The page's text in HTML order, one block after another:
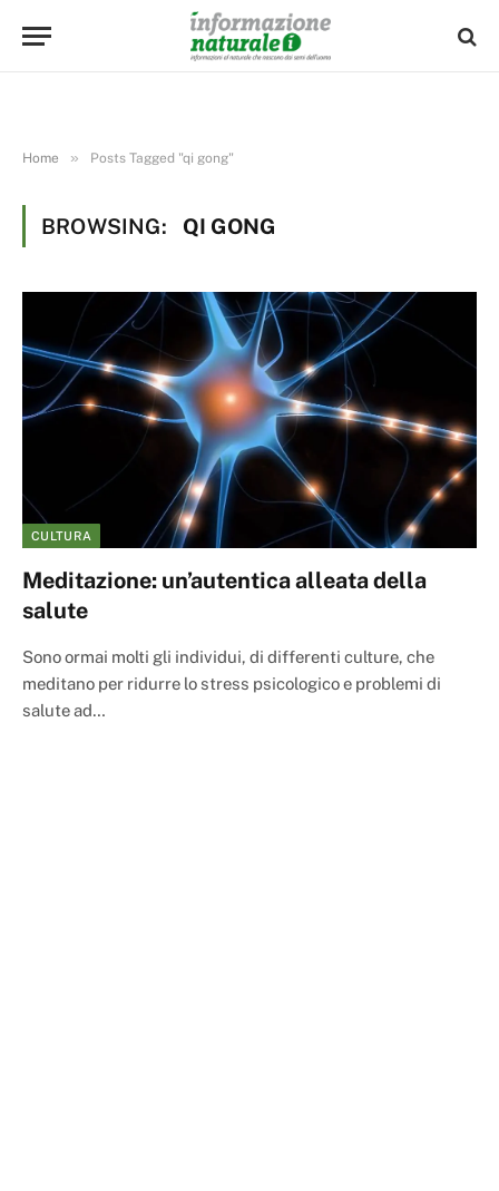
Home » Posts Tagged "qi gong"
BROWSING: QI GONG
CULTURA
Meditazione: un’autentica alleata della
salute
Sono ormai molti gli individui, di differenti culture, che
meditano per ridurre lo stress psicologico e problemi di
salute ad…